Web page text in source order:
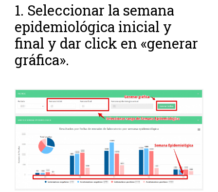
1. Seleccionar la semana
epidemiológica inicial y
final y dar click en «generar
gráfica».